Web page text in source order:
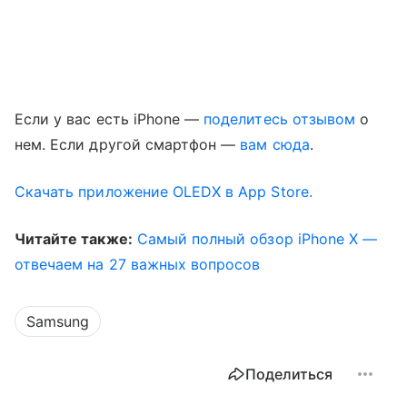
Если у вас есть iPhone — поделитесь отзывом о
нем. Если другой смартфон — вам сюда.
Скачать приложение OLEDX в App Store.
Читайте также: Самый полный обзор iPhone X —
отвечаем на 27 важных вопросов
Samsung
Поделиться